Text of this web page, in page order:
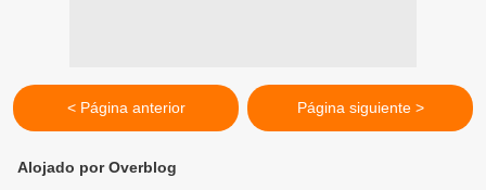
< Página anterior Página siguiente >
Alojado por Overblog